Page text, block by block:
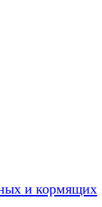
и кормящих